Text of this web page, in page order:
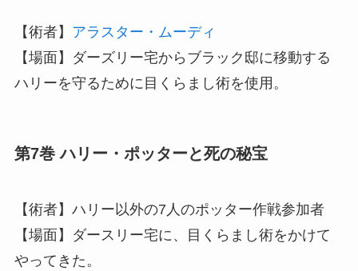
【術者】 アラスター・ムーディ
【場面】
ダーズリー宅からブラック邸に移動する
ハリーを守るために目くらまし術を使用。
第7巻 ハリー・ポッターと死の秘宝
【術者】 ハリー以外の7人のポッター作戦参加者
【場面】
ダースリー宅に、目くらまし術をかけて
やってきた。